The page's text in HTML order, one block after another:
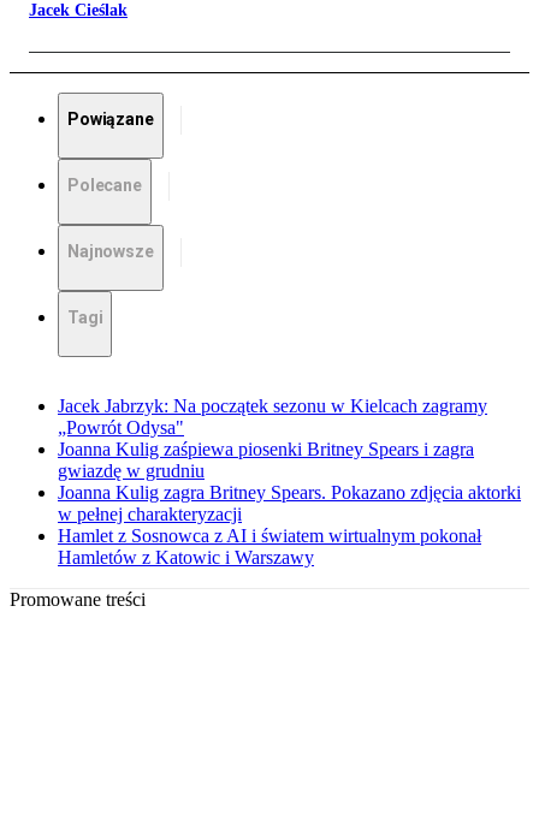
Jacek Cieślak
Powiązane
Polecane
Najnowsze
Tagi
Jacek Jabrzyk: Na początek sezonu w Kielcach zagramy
„Powrót Odysa"
Joanna Kulig zaśpiewa piosenki Britney Spears i zagra
gwiazdę w grudniu
Joanna Kulig zagra Britney Spears. Pokazano zdjęcia aktorki
w pełnej charakteryzacji
Hamlet z Sosnowca z AI i światem wirtualnym pokonał
Hamletów z Katowic i Warszawy
Promowane treści